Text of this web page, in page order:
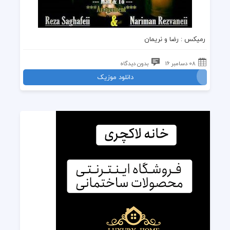
رمیکس : رضا و نریمان
08 دسامبر 16 بدون دیدگاه
دانلود موزیک